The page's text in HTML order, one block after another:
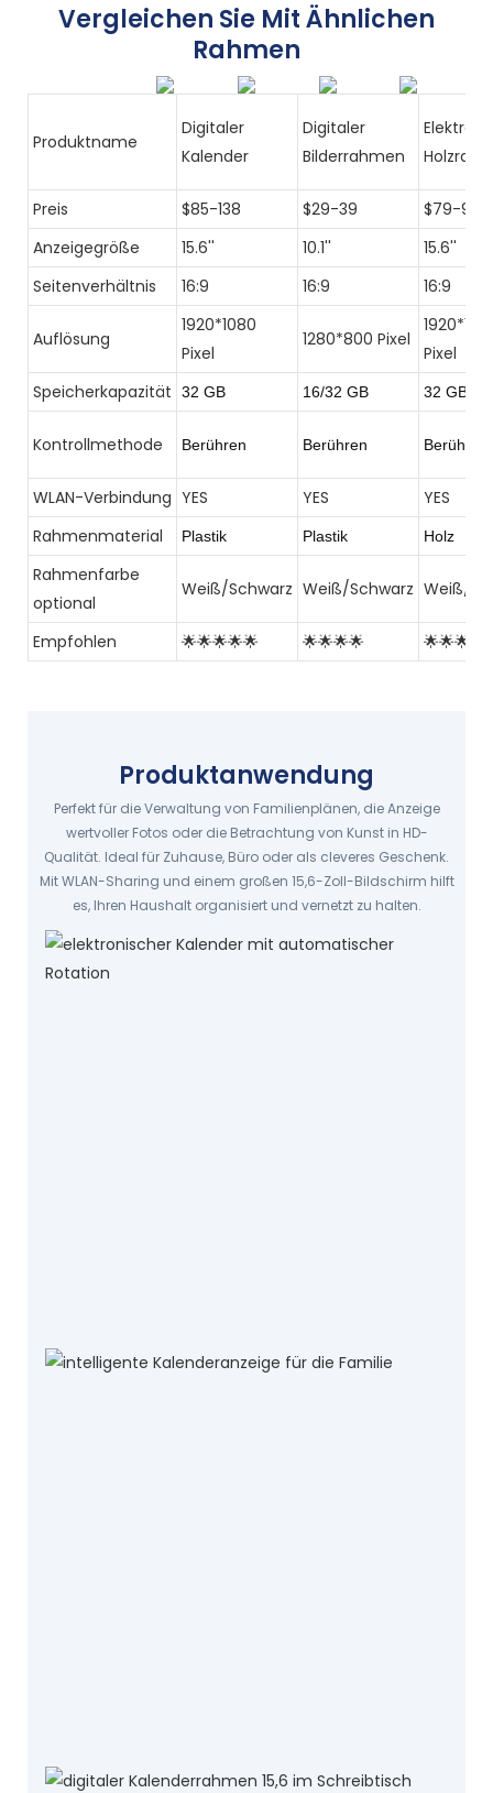
Vergleichen Sie Mit Ähnlichen
Rahmen
Produktname
Digitaler
Kalender
Digitaler
Bilderrahmen
Preis $85-138 $29-39
$79-99
Anzeigegröße
15.6'' 10.1''
15.6''
Seitenverhältnis
16:9 16:9 16:9
Auflösung
1920*1080
Pixel
1280*800 Pixel
Pixel
Speicherkapazität
32 GB 16/32 GB 32 GB
Kontrollmethode Berühren Berühren Berühren
WLAN-Verbindung YES YES
YES
Rahmenmaterial
Plastik Plastik Holz
Rahmenfarbe
optional
Weiß/Schwarz Weiß/Schwarz Weiß/
Empfohlen 🌟🌟🌟🌟🌟 🌟🌟🌟🌟 🌟🌟🌟🌟
Produktanwendung
Perfekt für die Verwaltung von Familienplänen, die Anzeige
wertvoller Fotos oder die Betrachtung von Kunst in HD-
Qualität. Ideal für Zuhause, Büro oder als cleveres Geschenk.
Mit WLAN-Sharing und einem großen 15,6-Zoll-Bildschirm hilft
es, Ihren Haushalt organisiert und vernetzt zu halten.